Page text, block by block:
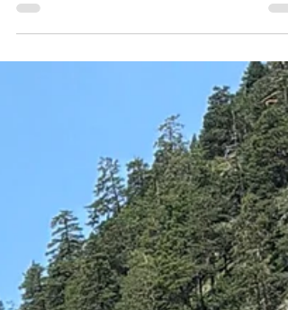
📍Tirol Österreich ⛰️ Diese 5 Familien-
Zugspitz Arena plant, dann habt ihr mit diesen
fünf Ausflugszielen garantiert keine
👇 📍 1. Moosles Klettergarten | Lermoos ✅
Skatepark ✅ Wasserspielplatz ✅ Kletterpark ✅
Riesiger Spielbereich 📍Adresse: Garmischer
21, 6631 Lermoos, Österreich 🅿️Parkplatz direkt
am Gelände 📍 2. Ehrwalder Almbahn &
Runde Mit der Gondel g